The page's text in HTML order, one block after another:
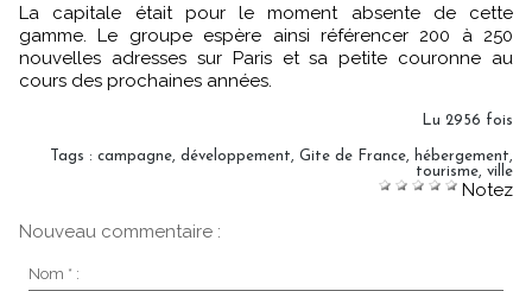
La capitale était pour le moment absente de cette
gamme. Le groupe espère ainsi référencer 200 à 250
nouvelles adresses sur Paris et sa petite couronne au
cours des prochaines années.
Lu 2956 fois
Tags : campagne, développement, Gite de France, hébergement,
tourisme, ville
Notez
Nouveau commentaire :
Nom * :